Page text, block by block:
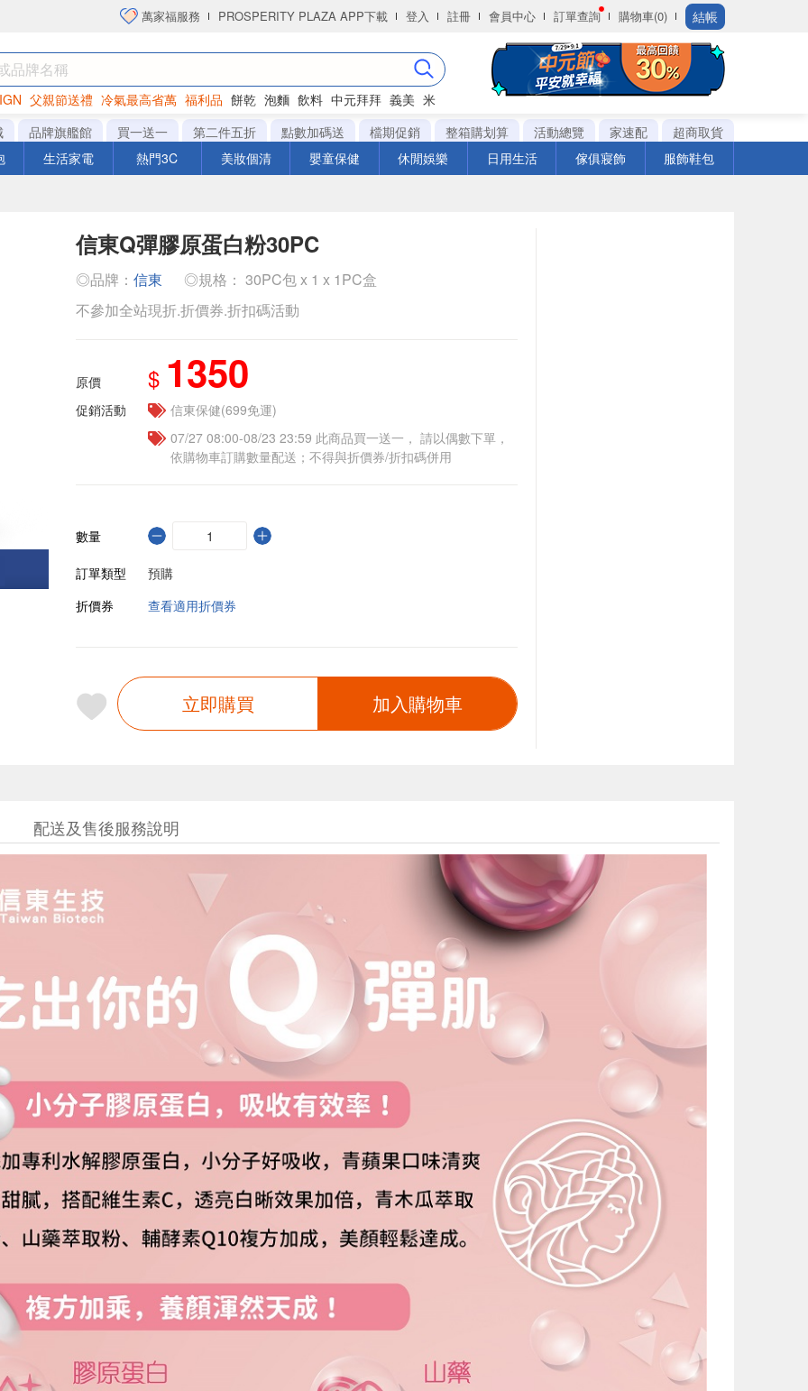
萬家福服務 PROSPERITY PLAZA APP下載 登入 註冊 會員中心 訂單查詢 購物車(0) 結帳
父親節送禮 冷氣最高省萬 福利品 餅乾 泡麵 飲料 中元拜拜 義美 米
衛生紙
品牌旗艦館 買一送一 第二件五折 點數加碼送 檔期促銷 整箱購划算 活動總覽 家速配
超商取貨
生活家電 熱門3C 美妝個清 嬰童保健 休閒娛樂 日用生活 傢俱寢飾 服飾鞋包
信東Q彈膠原蛋白粉30PC
◎品牌： 信東
◎規格： 30PC包 x 1 x 1PC盒
不參加全站現折.折價券.折扣碼活動
原價 $ 1350
促銷活動
信東保健(699免運)
07/27 08:00-08/23 23:59 此商品買一送一， 請以偶數下單，
依購物車訂購數量配送；不得與折價券/折扣碼併用
數量
訂單類型
預購
折價券
查看適用折價券
立即購買 加入購物車
配送及售後服務說明